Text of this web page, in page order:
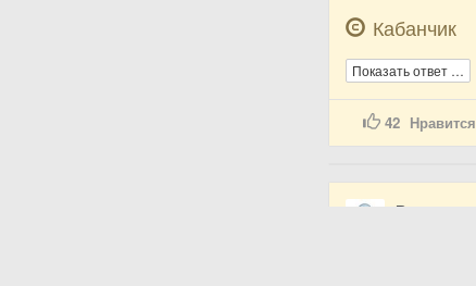
Кабанчик
Показать ответ …
42 Нравится
Валентин